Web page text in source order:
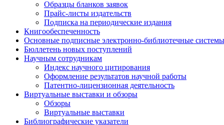
Образцы бланков заявок
Прайс-листы издательств
Подписка на периодические издания
Книгообеспеченность
Основные подписные электронно-библиотечные
Бюллетень новых поступлений
Научным сотрудникам
Индекс научного цитирования
Оформление результатов научной работы
Патентно-лицензионная деятельность
Виртуальные выставки и обзоры
Обзоры
Виртуальные выставки
Библиографические указатели